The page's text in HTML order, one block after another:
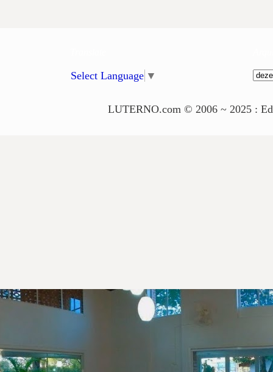
Select Language ▼
LUTERNO.com © 2006 ~ 2025 :